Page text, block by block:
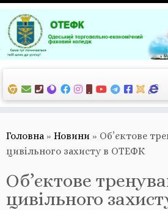
Перейти
до
вмісту
Головна » Новини » Об’єктове
цивільного захисту в ОТЕФК
Об’єктове
цивільного